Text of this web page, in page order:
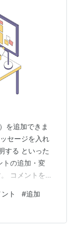
を追加できま
セージを入れ
する といった
トの追加・変
コメントを追
"ここを確認
と、 A1↓ここ
加されます。 セ
ト #追加